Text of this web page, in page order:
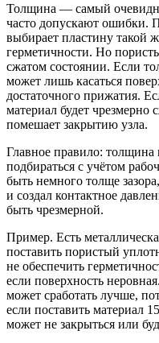
Толщина — самый
часто допускают ошибки.
выбирает пластину такой
герметичности. Но
сжатом состоянии. Если
может лишь касаться
достаточного прижатия.
материал будет чрезмерно
помешает закрытию узла.
Главное правило: толщина
подбираться с учётом
быть немного толще
и создал контактное
быть чрезмерной.
Пример. Есть
поставить пористый
не обеспечить
если поверхность
может сработать лучше,
если поставить материал
может не закрыться или